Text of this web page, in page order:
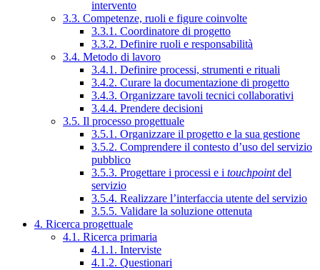
intervento
3.3. Competenze, ruoli e figure coinvolte
3.3.1. Coordinatore di progetto
3.3.2. Definire ruoli e responsabilità
3.4. Metodo di lavoro
3.4.1. Definire processi, strumenti e rituali
3.4.2. Curare la documentazione di progetto
3.4.3. Organizzare tavoli tecnici collaborativi
3.4.4. Prendere decisioni
3.5. Il processo progettuale
3.5.1. Organizzare il progetto e la sua gestione
3.5.2. Comprendere il contesto d’uso del servizio
pubblico
3.5.3. Progettare i processi e i touchpointdel
servizio
3.5.4. Realizzare l’interfaccia utente del servizio
3.5.5. Validare la soluzione ottenuta
4. Ricerca progettuale
4.1. Ricerca primaria
4.1.1. Interviste
4.1.2. Questionari